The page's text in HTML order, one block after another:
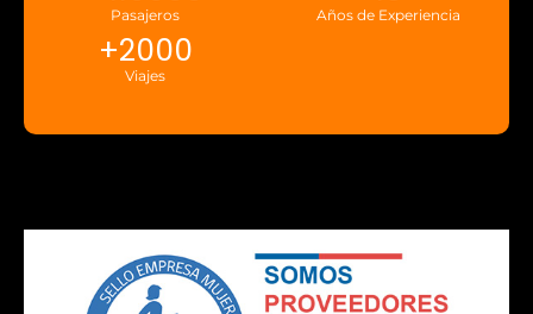
Pasajeros Años de Experiencia
Viajes
+2000